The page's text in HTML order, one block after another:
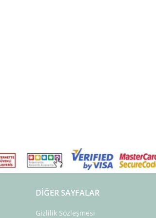
DIĞER SAYFALAR
Gizlilik Sözleşmesi